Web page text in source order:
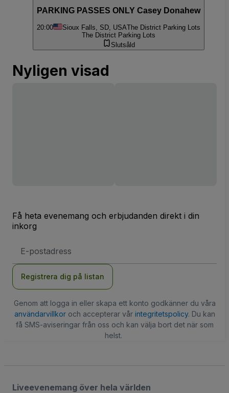
PARKING PASSES ONLY Casey Donahew
20:00 Sioux Falls, SD, USAThe District Parking Lots
The District Parking Lots
Slutsåld
Nyligen visad
Få heta evenemang och erbjudanden direkt i din
inkorg
postadress
Registrera dig på listan
Genom att logga in eller skapa ett konto godkänner du våra
användarvillkoroch accepterar vår integritetspolicy. Du kan
få SMS-aviseringar från oss och kan välja bort det när som
helst.
Liveevenemang över hela världen